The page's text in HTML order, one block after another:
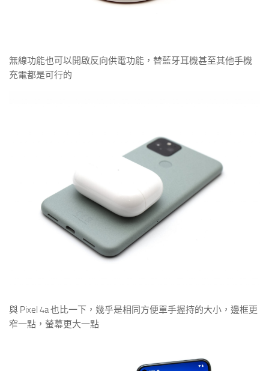
無線功能也可以開啟反向供電功能，替藍牙耳機甚至其他手機
充電都是可行的
與 Pixel 4a 也比一下，幾乎是相同方便單手握持的大小，邊框更
窄一點，螢幕更大一點